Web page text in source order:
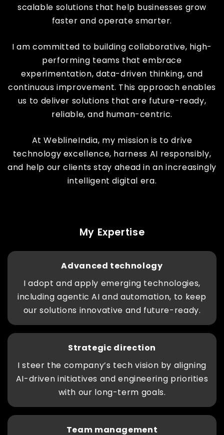
scalable solutions that help businesses grow
faster and operate smarter.
I am committed to building collaborative, high-
performing teams that embrace
experimentation, data-driven thinking, and
continuous improvement. This approach enables
us to deliver solutions that are future-ready,
reliable, and human-centric.
At WeblineIndia, my mission is to drive
technology excellence, harness AI responsibly,
and help our clients stay ahead in an increasingly
intelligent digital era.
My Expertise
Advanced technology
I adopt and apply emerging technologies,
including agentic AI and automation, to keep
our solutions innovative and future-ready.
Strategic direction
I steer the company’s tech vision by aligning
AI-driven initiatives and engineering priorities
with our long-term goals.
Team management